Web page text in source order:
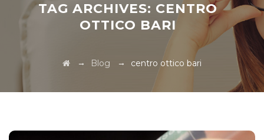
TAG ARCHIVES: CENTRO
OTTICO BARI
→ Blog → centro ottico bari